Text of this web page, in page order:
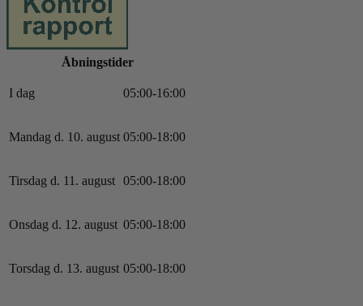
Åbningstider
I dag 05:00-16:00
Mandag d. 10. august 05:00-18:00
Tirsdag d. 11. august 05:00-18:00
Onsdag d. 12. august 05:00-18:00
Torsdag d. 13. august 05:00-18:00